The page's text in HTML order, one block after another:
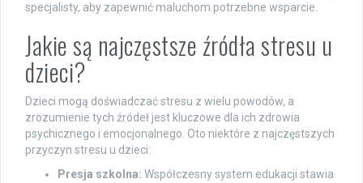
specjalisty, aby zapewnić maluchom potrzebne wsparcie.
Jakie są najczęstsze źródła stresu u
dzieci?
Dzieci mogą doświadczać stresu z wielu powodów, a
zrozumienie tych źródeł jest kluczowe dla ich zdrowia
psychicznego i emocjonalnego. Oto niektóre z najczęstszych
przyczyn stresu u dzieci:
Presja szkolna: Współczesny system edukacji stawia